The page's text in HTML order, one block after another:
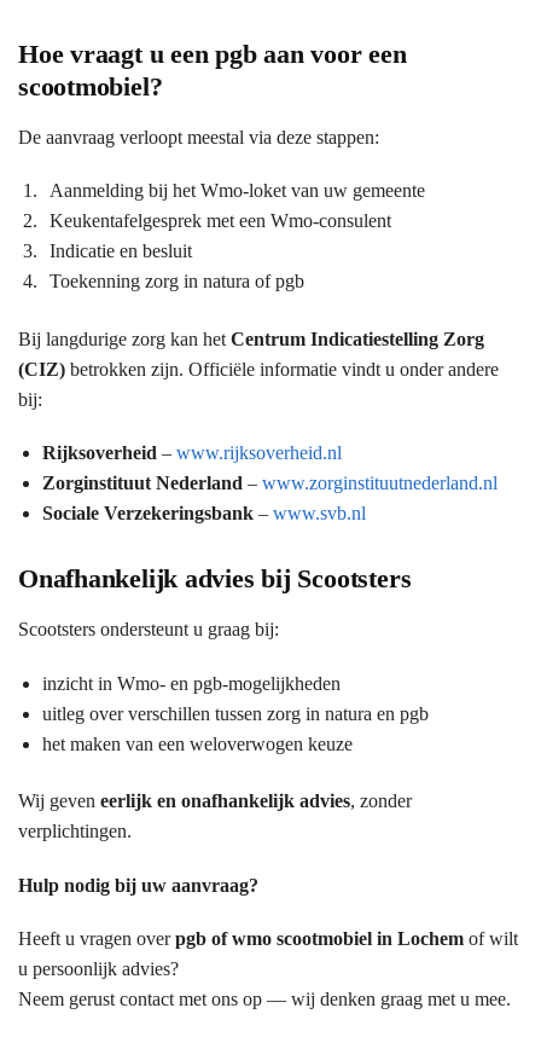
Hoe vraagt u een pgb aan voor een
scootmobiel?
De aanvraag verloopt meestal via deze stappen:
Aanmelding bij het Wmo-loket van uw gemeente
Keukentafelgesprek met een Wmo-consulent
Indicatie en besluit
Toekenning zorg in natura of pgb
Bij langdurige zorg kan het Centrum Indicatiestelling Zorg
(CIZ) betrokken zijn. Officiële informatie vindt u onder andere
bij:
Rijksoverheid – www.rijksoverheid.nl
Zorginstituut Nederland – www.zorginstituutnederland.nl
Sociale Verzekeringsbank – www.svb.nl
Onafhankelijk advies bij Scootsters
Scootsters ondersteunt u graag bij:
inzicht in Wmo- en pgb-mogelijkheden
uitleg over verschillen tussen zorg in natura en pgb
het maken van een weloverwogen keuze
Wij geven eerlijk en onafhankelijk advies, zonder
verplichtingen.
Hulp nodig bij uw aanvraag?
Heeft u vragen overpgb of wmo scootmobiel in Lochem of wilt
u persoonlijk advies?
Neem gerust contact met ons op — wij denken graag met u mee.